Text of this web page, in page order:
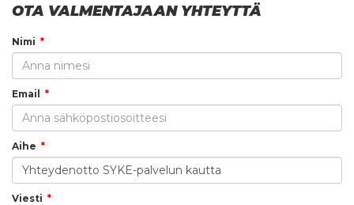
OTA VALMENTAJAAN YHTEYTTÄ
Nimi
Email
Aihe
Viesti